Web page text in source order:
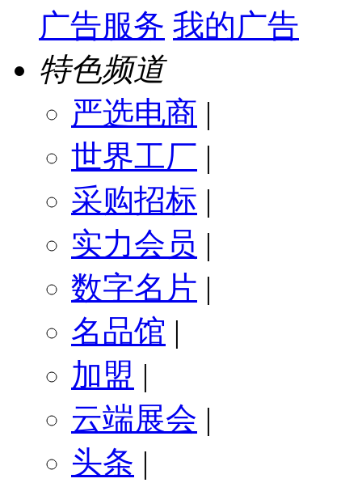
广告服务 我的广告
特色频道
严选电商 |
世界工厂 |
采购招标 |
实力会员 |
数字名片 |
名品馆 |
加盟 |
云端展会 |
头条 |